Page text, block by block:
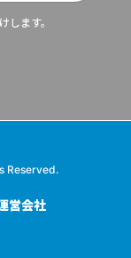
します。
Reserved.
営会社